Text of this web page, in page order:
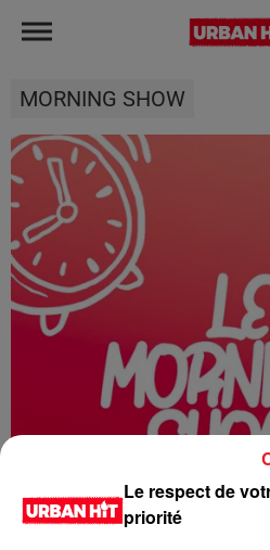
MORNING SHOW
Le respect de
priorité